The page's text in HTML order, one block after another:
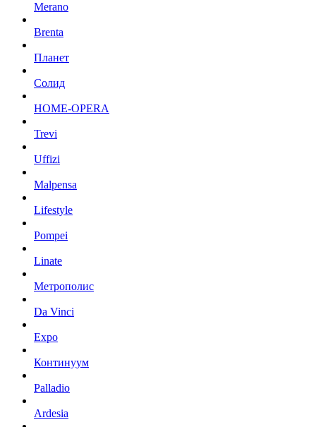
Merano
Brenta
Планет
Солид
HOME-OPERA
Trevi
Uffizi
Malpensa
Lifestyle
Pompei
Linate
Метрополис
Da Vinci
Expo
Континуум
Palladio
Ardesia